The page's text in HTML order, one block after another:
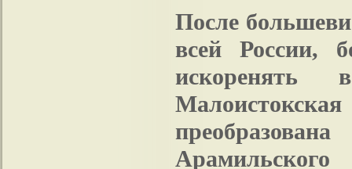
После
всей России,